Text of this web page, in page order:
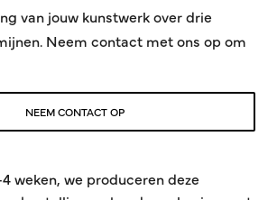
van jouw kunstwerk over drie
Neem contact met ons op om
NEEM CONTACT OP
weken, we produceren deze